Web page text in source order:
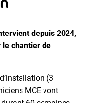
depuis 2024,
le chantier de
(3
MCE vont